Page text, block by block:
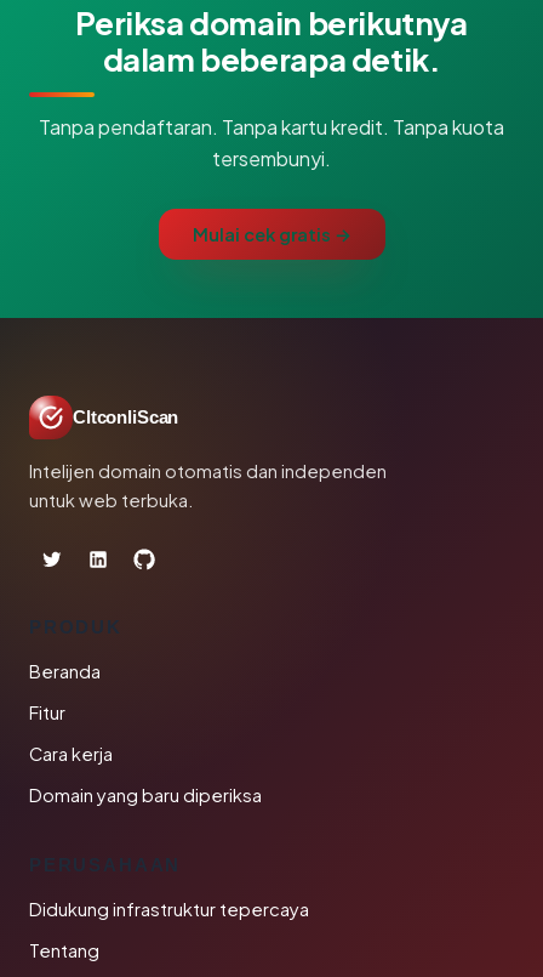
Periksa domain berikutnya
dalam beberapa detik.
Tanpa pendaftaran. Tanpa kartu kredit. Tanpa kuota
tersembunyi.
Mulai cek gratis →
CltconliScan
Intelijen domain otomatis dan independen
untuk web terbuka.
PRODUK
Beranda
Fitur
Cara kerja
Domain yang baru diperiksa
PERUSAHAAN
Didukung infrastruktur tepercaya
Tentang